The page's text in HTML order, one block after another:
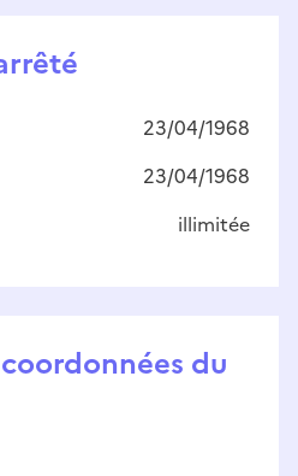
23/04/1968
23/04/1968
illimitée
du